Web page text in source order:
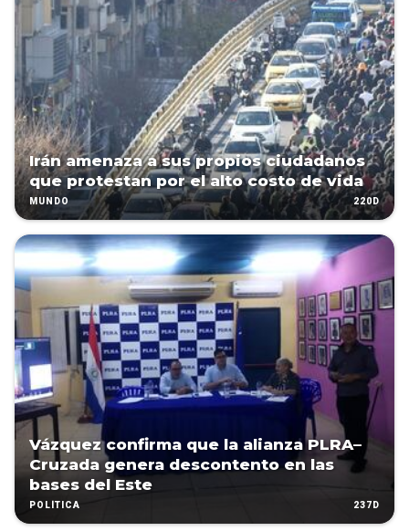
Irán amenaza a sus propios ciudadanos
que protestan por el alto costo de vida
MUNDO 220D
Vázquez confirma que la alianza PLRA–
Cruzada genera descontento en las
bases del Este
POLÍTICA 237D